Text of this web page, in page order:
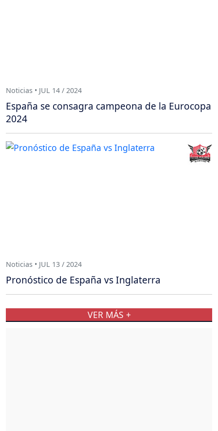
Noticias • JUL 14 / 2024
España se consagra campeona de la Eurocopa
2024
Noticias • JUL 13 / 2024
Pronóstico de España vs Inglaterra
VER MÁS +